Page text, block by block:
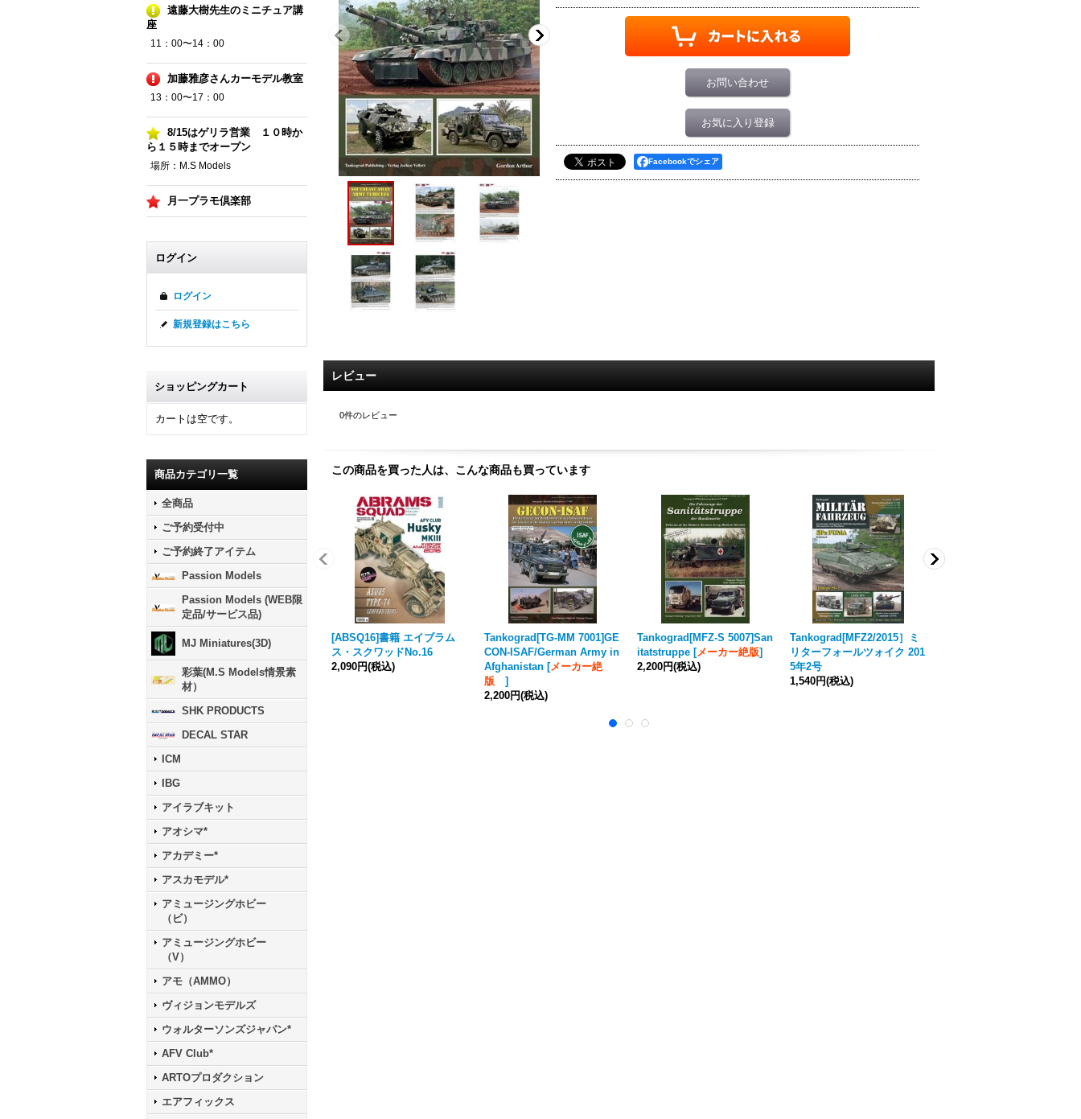
遠藤大樹先生のミニチュア講
座
11：00〜14：00
加藤雅彦さんカーモデル教室
13：00〜17：00
8/15はゲリラ営業 １０時か
ら１５時までオープン
場所：M.S Models
月一プラモ倶楽部
ログイン
ログイン
新規登録はこちら
ショッピングカート
カートは空です。
商品カテゴリ一覧
全商品
ご予約受付中
ご予約終了アイテム
Passion Models
Passion Models (WEB限
定品/サービス品)
MJ Miniatures(3D)
彩葉(M.S Models情景素
材）
SHK PRODUCTS
DECAL STAR
ICM
IBG
アイラブキット
アオシマ*
アカデミー*
アスカモデル*
アミュージングホビー
（ビ）
アミュージングホビー
（V）
アモ（AMMO）
ヴィジョンモデルズ
ウォルターソンズジャパン*
AFV Club*
ARTOプロダクション
エアフィックス
お問い合わせ
お気に入り登録
Facebookでシェア
レビュー
0件のレビュー
この商品を買った人は、こんな商品も買っています
[ABSQ16]書籍 エイブラム
ス・スクワッドNo.16
2,090円(税込)
Tankograd[TG-MM 7001]GE
CON-ISAF/German Army in
Afghanistan [メーカー絶
版 ]
2,200円(税込)
Tankograd[MFZ-S 5007]San
itatstruppe [メーカー絶版]
2,200円(税込)
Tankograd[MFZ2/2015］ミ
リターフォールツォイク 201
5年2号
1,540円(税込)